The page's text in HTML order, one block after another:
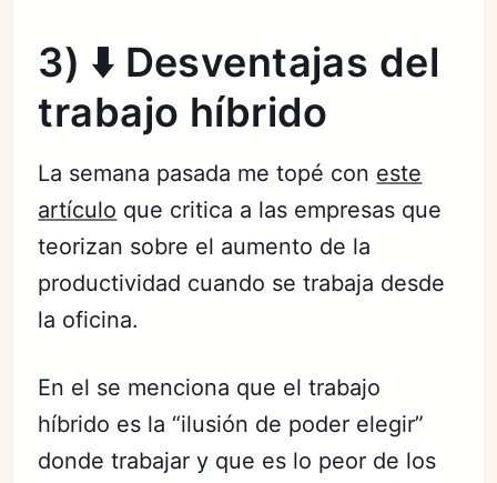
3) ⬇️ Desventajas del
trabajo híbrido
La semana pasada me topé con este
artículo que critica a las empresas que
teorizan sobre el aumento de la
productividad cuando se trabaja desde
la oficina.
En el se menciona que el trabajo
híbrido es la “ilusión de poder elegir”
donde trabajar y que es lo peor de los